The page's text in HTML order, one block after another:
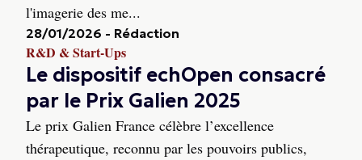
l'imagerie des me...
28/01/2026 - Rédaction
R&D & Start-Ups
Le dispositif echOpen consacré
par le Prix Galien 2025
Le prix Galien France célèbre l’excellence
thérapeutique, reconnu par les pouvoirs publics,